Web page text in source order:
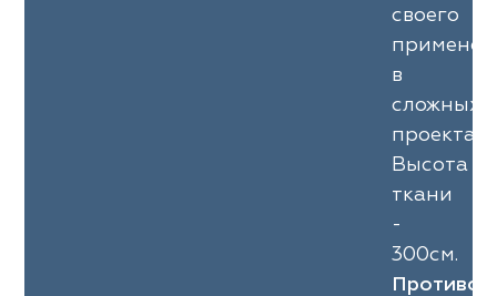
своего
в
сложных
проектах.
Высота
ткани
-
300см.